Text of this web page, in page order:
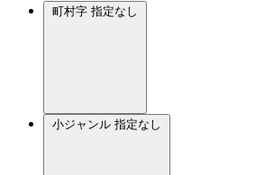
町村字 指定なし
小ジャンル 指定なし